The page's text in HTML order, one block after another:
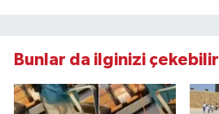
Bunlar da ilginizi çekebilir